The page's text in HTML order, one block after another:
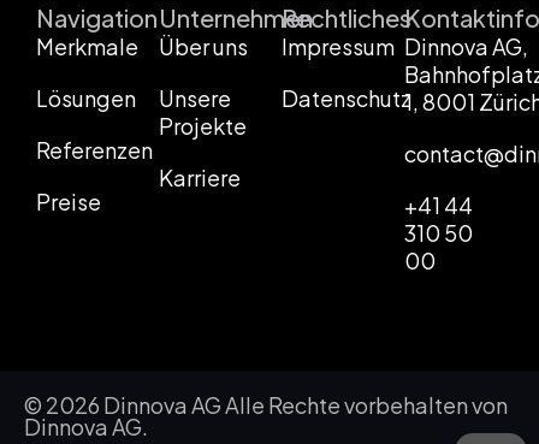
Navigation
Merkmale
Lösungen
Referenzen
Preise
Unternehmen
Über uns
Unsere
Projekte
Karriere
Rechtliches
Impressum
Datenschutz
Dinnova AG,
1, 8001
+41 44
310 50
00
© 2026 Dinnova AG Alle Rechte vorbehalten von
Dinnova AG.